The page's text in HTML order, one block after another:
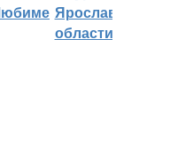
Ярославской
области